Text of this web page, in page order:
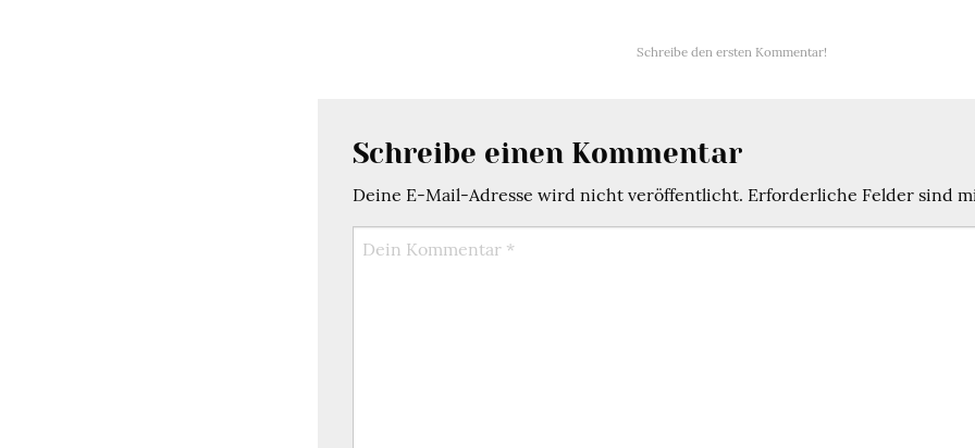
Schreibe den ersten Kommentar!
Schreibe einen Kommentar
Deine E-Mail-Adresse wird nicht veröffentlicht. Erforderliche Felder sind